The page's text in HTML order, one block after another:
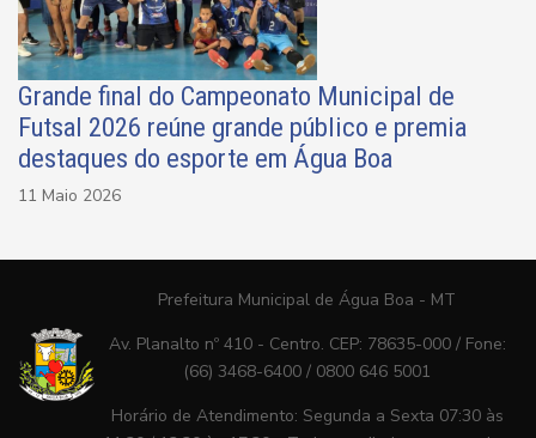
Grande final do Campeonato Municipal de
Futsal 2026 reúne grande público e premia
destaques do esporte em Água Boa
11 Maio 2026
Prefeitura Municipal de Água Boa - MT
Av. Planalto nº 410 - Centro. CEP: 78635-000 / Fone:
(66) 3468-6400 / 0800 646 5001
Horário de Atendimento: Segunda a Sexta 07:30 às